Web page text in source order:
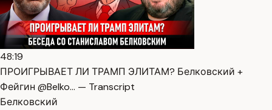
48:19
ПРОИГРЫВАЕТ ЛИ ТРАМП ЭЛИТАМ? Белковский +
Фейгин @Belko… — Transcript
Белковский